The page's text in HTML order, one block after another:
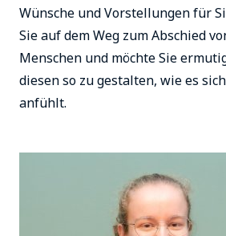
Wünsche und Vorstellungen für
Sie auf dem Weg zum Abschied
Menschen und möchte Sie
diesen so zu gestalten, wie es
anfühlt.